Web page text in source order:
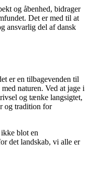
og åbenhed, bidrager
Det er med til at
ansvarlig del af dansk
er en tilbagevenden til
naturen. Ved at jage i
og tænke langsigtet,
og tradition for
blot en
det landskab, vi alle er